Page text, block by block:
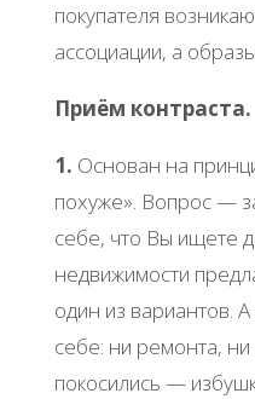
покупателя
ассоциации, а
Приём контраста.
1. Основан на
похуже». Вопрос —
себе, что Вы ищете
недвижимости
один из вариантов.
себе: ни ремонта,
покосились —